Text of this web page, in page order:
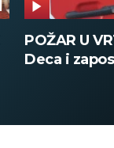
SINIŠA
DOBIO